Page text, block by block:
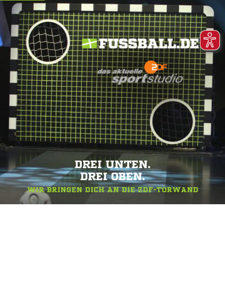
DREI UNTEN.
DREI OBEN.
WIR BRINGEN DICH AN DIE ZDF-TORWAND